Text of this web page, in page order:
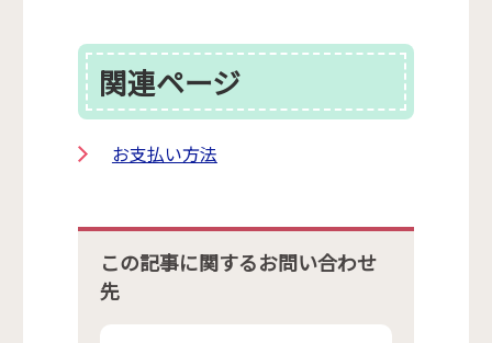
関連ページ
お支払い方法
この記事に関するお問い合わせ
先